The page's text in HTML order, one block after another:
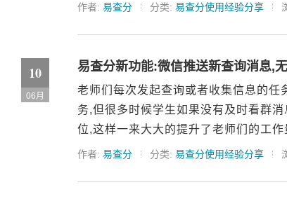
作者: 易查分 分类: 易查分使用经验分享
10
06月
易查分新功能:微信推送新查询消息,
老师们每次发起查询或者收集信息的
务,但很多时候学生如果没有及时看群
位,这样一来大大的提升了老师们的工
作者: 易查分 分类: 易查分使用经验分享